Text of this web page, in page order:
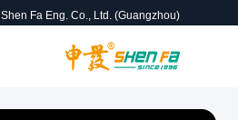
Shen Fa Eng. Co., Ltd. (Guangzhou)